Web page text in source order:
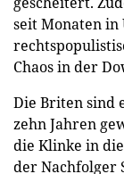
seit Monaten
Chaos in der
Die Briten sind
zehn Jahren
die Klinke in
der Nachfolger